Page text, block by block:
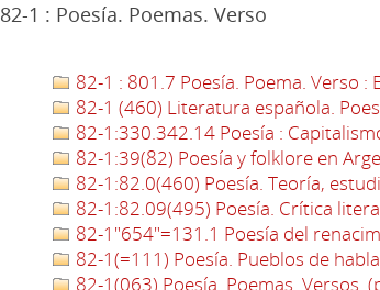
82-1 : Poesía. Poemas. Verso
82-1 : 801.7 Poesía. Poema. Verso :
82-1 (460) Literatura española.
82-1:330.342.14 Poesía :
82-1:39(82) Poesía y folklore en
82-1:82.0(460) Poesía. Teoría,
82-1:82.09(495) Poesía. Crítica
82-1"654"=131.1 Poesía del
82-1(=111) Poesía. Pueblos de
82-1(063) Poesía. Poemas. Versos.